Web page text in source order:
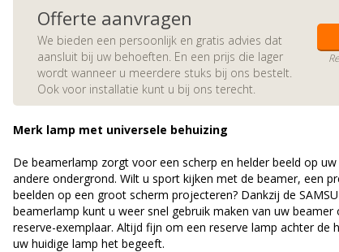
Offerte aanvragen
We bieden een persoonlijk en gratis advies dat
aansluit bij uw behoeften. En een prijs die lager
wordt wanneer u meerdere stuks bij ons bestelt.
Ook voor installatie kunt u bij ons terecht.
Merk lamp met universele behuizing
De beamerlamp zorgt voor een scherp en helder beeld op
andere ondergrond. Wilt u sport kijken met de beamer, een
beelden op een groot scherm projecteren? Dankzij de
beamerlamp kunt u weer snel gebruik maken van uw
reserve-exemplaar. Altijd fijn om een reserve lamp achter de
uw huidige lamp het begeeft.